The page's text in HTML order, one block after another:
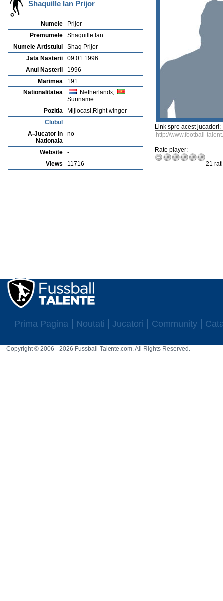
Shaquille Ian Prijor
Numele
Prijor
Premumele
Shaquille Ian
Numele Artistului
Shaq Prijor
Jata Nasterii
09.01.1996
Anul Nasterii
1996
Marimea
191
Nationalitatea
Netherlands,
Suriname
Pozitia
Mijlocasi,Right winger
Clubul
A-Jucator In
Nationala
no
Website
-
Views
11716
Link spre acest jucadori:
Rate player:
21
Prima Pagina Noutati Jucatori Community
Copyright © 2006 - 2026 Fussball-Talente.com. All Rights Reserved.